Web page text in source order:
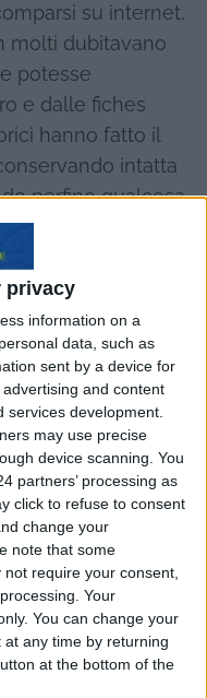
privacy
information on a
data, such as
sent by a device for
and content
services development.
may use precise
device scanning. You
partners’ processing as
click to refuse to consent
change your
note that some
require your consent,
Your
You can change your
any time by returning
at the bottom of the
su internet,
molti dubitavano
potesse
e dalle fiches
hanno fatto il
intatta
perfino qualcosa
hanno vinto
ragioni, racconta
da
di grafica,
tradizione e
poteva offrire.
fatto il salto
sul feltro
semplicità
le regole
a ieri
a evolversi